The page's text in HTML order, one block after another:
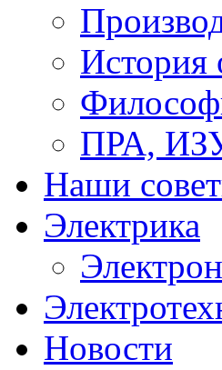
История
ПРА,
Наши
Электрика
Новости